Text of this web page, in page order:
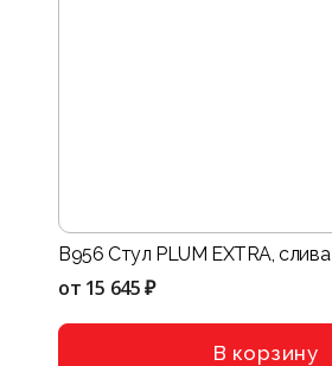
B956 Стул PLUM EXTRA, слива
от 15 645 ₽
В корзину